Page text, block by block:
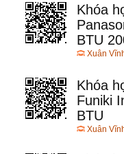
Khóa
BTU
Xuân
Khóa
Funiki
BTU
Xuân